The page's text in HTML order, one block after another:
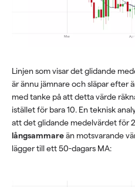
Linjen som visar det glidande
är ännu jämnare och släpar efter
med tanke på att detta värde
istället för bara 10. En teknisk
att det glidande medelvärdet för
långsammareän motsvarande
lägger till ett 50-dagars MA: